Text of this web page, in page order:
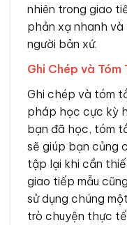
nhiên trong giao
phản xạ nhanh
người bản xứ.
Ghi Chép và
Ghi chép và tóm
pháp học cực kỳ
bạn đã học, tóm
sẽ giúp bạn củng
tập lại khi cần
giao tiếp mẫu
sử dụng chúng
trò chuyện thực